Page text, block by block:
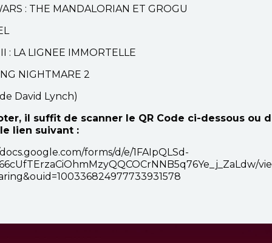
: THE MANDALORIAN ET GROGU
: LA LIGNEE IMMORTELLE
NIGHTMARE 2
David Lynch)
il suffit de scanner le QR Code ci-dessous ou
lien suivant :
forms/d/e/1FAIpQLSd-